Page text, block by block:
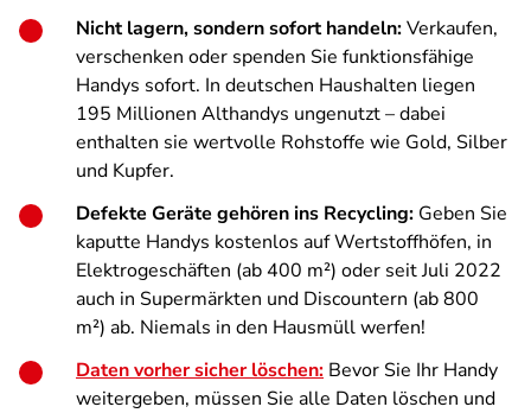
Nicht lagern, sondern sofort handeln:Verkaufen,
verschenken oder spenden Sie funktionsfähige
Handys sofort. In deutschen Haushalten liegen
195 Millionen Althandys ungenutzt – dabei
enthalten sie wertvolle Rohstoffe wie Gold, Silber
und Kupfer.
Defekte Geräte gehören ins Recycling: Geben Sie
kaputte Handys kostenlos auf Wertstoffhöfen, in
Elektrogeschäften (ab 400 m²) oder seit Juli 2022
auch in Supermärkten und Discountern (ab 800
m²) ab. Niemals in den Hausmüll werfen!
Daten vorher sicher löschen: Bevor Sie Ihr Handy
weitergeben, müssen Sie alle Daten löschen und